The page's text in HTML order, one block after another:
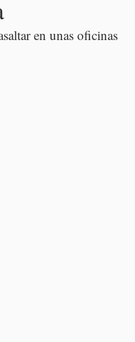
en unas oficinas